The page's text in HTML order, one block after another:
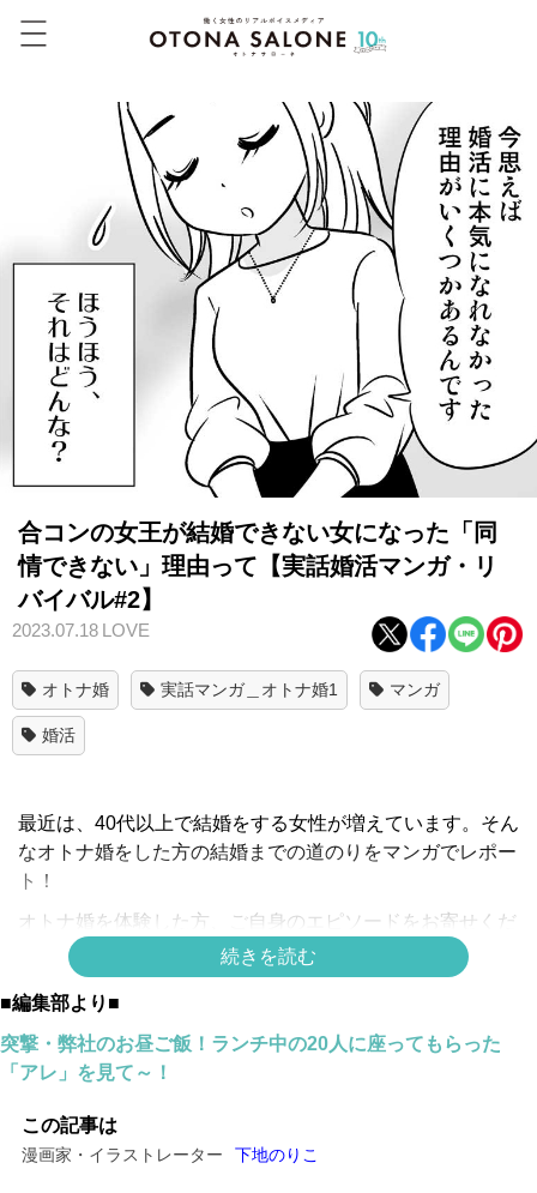
合コンの女王が結婚できない女になった「同
情できない」理由って【実話婚活マンガ・リ
バイバル#2】
2023.07.18 LOVE
オトナ婚 実話マンガ＿オトナ婚1 マンガ
婚活
最近は、40代以上で結婚をする女性が増えています。そん
なオトナ婚をした方の結婚までの道のりをマンガでレポー
ト！
オトナ婚を体験した方、ご自身のエピソードをお寄せくだ
さい！→
続きを読む
■編集部より■
突撃・弊社のお昼ご飯！ランチ中の20人に座ってもらった
「アレ」を見て～！
この記事は
漫画家・イラストレーター 下地のりこ